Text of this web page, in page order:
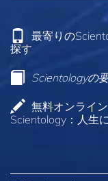
最寄りの
探す
Scientologyの
無料オンライ
Scientology：人生